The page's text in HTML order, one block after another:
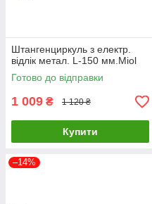
Штангенциркуль з електр.
відлік метал. L-150 мм.Miol
Готово до відправки
1 009 ₴ 1 120 ₴
Купити
–14%